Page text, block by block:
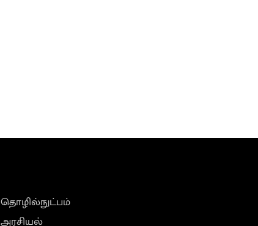
தொழில்நுட்பம்
அரசியல்